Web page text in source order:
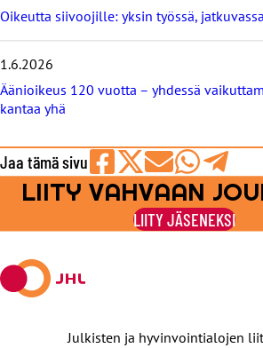
Oikeutta siivoojille: yksin työssä,
1.6.2026
Äänioikeus 120 vuotta – yhdessä
kantaa yhä
Jaa tämä sivu
Jaa
Facebookissa
Jaa
viestipalvelu
X:ssä
Jaa
sähköpostilla
Jaa
WhatsAppilla
Jaa
LIITY VAHVAAN
LIITY JÄSENEKSI
Julkisten ja hyvinvointialojen